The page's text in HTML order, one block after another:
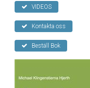
VIDEOS
Kontakta oss
Beställ Bok